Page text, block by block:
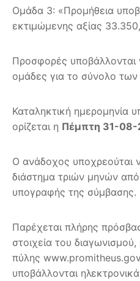
Ομάδα 3: «Προμήθεια
εκτιμώμενης αξίας
Προσφορές υποβάλλονται
ομάδες για το σύνολο
Καταληκτική ημερομηνία
ορίζεται η Πέμπτη 31-08-
Ο ανάδοχος υποχρεούται
διάστημα τριών μηνών
υπογραφής της σύμβασης.
Παρέχεται πλήρης
στοιχεία του
πύλης
υποβάλλονται